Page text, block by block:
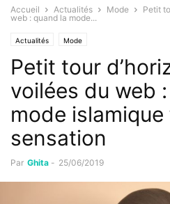
Accueil Actualités Mode
Petit
web : quand la mode...
Actualités Mode
Petit tour
voilées du web
mode
sensation
Par Ghita - 25/06/2019